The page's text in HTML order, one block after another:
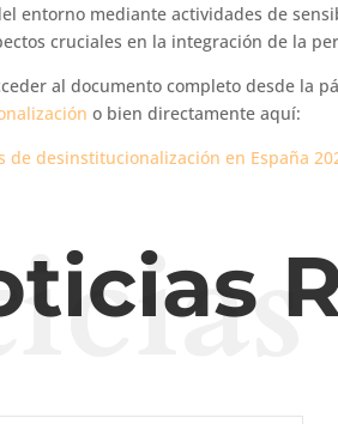
entorno mediante actividades de
cruciales en la integración de la
al documento completo desde la
o bien directamente aquí:
de desinstitucionalización en España